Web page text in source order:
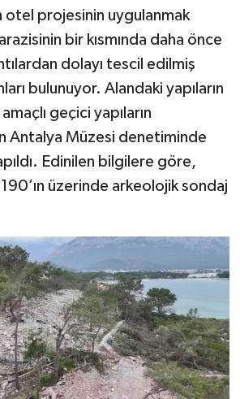
otel projesinin uygulanmak
bir kısmında daha önce
dolayı tescil edilmiş
bulunuyor. Alandaki yapıların
geçici yapıların
Antalya Müzesi denetiminde
Edinilen bilgilere göre,
üzerinde arkeolojik sondaj